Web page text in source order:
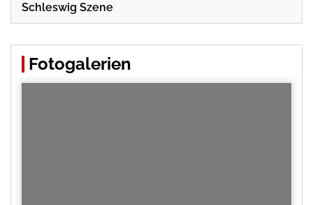
Schleswig Szene
Fotogalerien